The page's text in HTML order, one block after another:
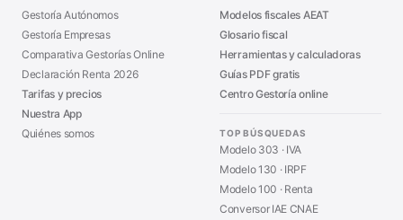
Gestoría Autónomos
Gestoría Empresas
Comparativa Gestorías Online
Declaración Renta 2026
Tarifas y precios
Nuestra App
Quiénes somos
Modelos fiscales AEAT
Glosario fiscal
Herramientas y calculadoras
Guías PDF gratis
Centro Gestoría online
TOP BÚSQUEDAS
Modelo 303 · IVA
Modelo 130 · IRPF
Modelo 100 · Renta
Conversor IAE CNAE